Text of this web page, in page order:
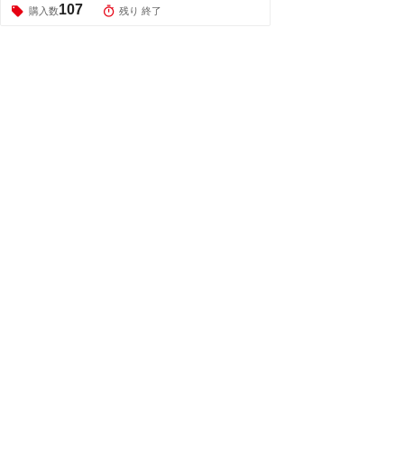
購入数107 残り 終了